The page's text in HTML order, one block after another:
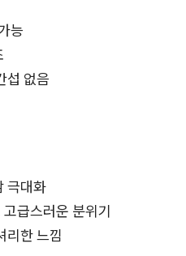
능
섭 없음
극대화
급스러운 분위기
리한 느낌